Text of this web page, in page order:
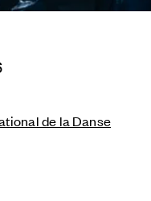
de la Danse